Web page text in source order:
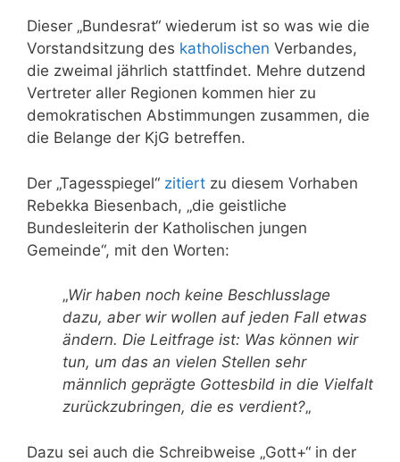
Dieser „Bundesrat“ wiederum ist so was wie die
Vorstandsitzung des katholischen Verbandes,
die zweimal jährlich stattfindet. Mehre dutzend
Vertreter aller Regionen kommen hier zu
demokratischen Abstimmungen zusammen, die
die Belange der KjG betreffen.
Der „Tagesspiegel“ zitiert zu diesem Vorhaben
Rebekka Biesenbach, „die geistliche
Bundesleiterin der Katholischen jungen
Gemeinde“, mit den Worten:
„Wir haben noch keine Beschlusslage
dazu, aber wir wollen auf jeden Fall etwas
ändern. Die Leitfrage ist: Was können wir
tun, um das an vielen Stellen sehr
männlich geprägte Gottesbild in die Vielfalt
zurückzubringen, die es verdient?„
Dazu sei auch die Schreibweise „Gott+“ in der